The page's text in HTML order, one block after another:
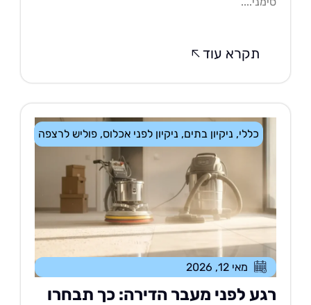
תקרא עוד
ניקיון בתים,ניקיון לפני אכלוס,פוליש לרצפה
מאי 12, 2026
לפני מעבר הדירה: כך תבחרו